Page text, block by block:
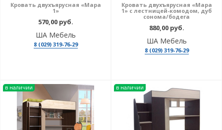
Кровать двухъярусная «Мара
1»
570,00 руб.
ША Мебель
8 (029) 319-76-29
Кровать двухъярусная «Мара
1» с лестницей-комодом, дуб
сонома/бодега
880,00 руб.
ША Мебель
8 (029) 319-76-29
в наличии в наличии